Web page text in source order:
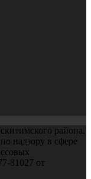
района.
надзору в сфере
81027 от